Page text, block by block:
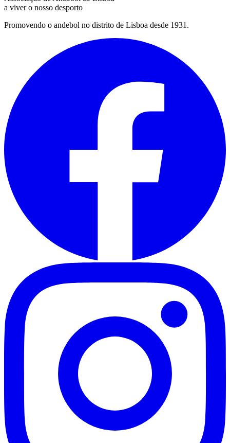
a viver o nosso desporto
Promovendo o andebol no distrito de Lisboa desde 1931.